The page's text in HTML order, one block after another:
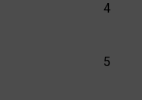
4
5